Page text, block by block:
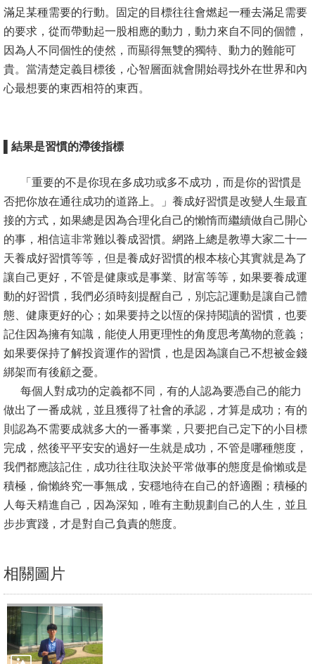
覽
English
心
輔
facebook
滿足某種需要的行動。固定的目標往往會燃起一種去滿足需要
的要求，從而帶動起一股相應的動力，動力來自不同的個體，
因為人不同個性的使然，而顯得無雙的獨特、動力的難能可
貴。當清楚定義目標後，心智層面就會開始尋找外在世界和內
心最想要的東西相符的東西。
▌結果是習慣的滯後指標
「重要的不是你現在多成功或多不成功，而是你的習慣是
否把你放在通往成功的道路上。」養成好習慣是改變人生最直
接的方式，如果總是因為合理化自己的懶惰而繼續做自己開心
的事，相信這非常難以養成習慣。網路上總是教導大家二十一
天養成好習慣等等，但是養成好習慣的根本核心其實就是為了
讓自己更好，不管是健康或是事業、財富等等，如果要養成運
動的好習慣，我們必須時刻提醒自己，別忘記運動是讓自己體
態、健康更好的心；如果要持之以恆的保持閱讀的習慣，也要
記住因為擁有知識，能使人用更理性的角度思考萬物的意義；
如果要保持了解投資運作的習慣，也是因為讓自己不想被金錢
綁架而有後顧之憂。
每個人對成功的定義都不同，有的人認為要憑自己的能力
做出了一番成就，並且獲得了社會的承認，才算是成功；有的
則認為不需要成就多大的一番事業，只要把自己定下的小目標
完成，然後平平安安的過好一生就是成功，不管是哪種態度，
我們都應該記住，成功往往取決於平常做事的態度是偷懶或是
積極，偷懶終究一事無成，安穩地待在自己的舒適圈；積極的
人每天精進自己，因為深知，唯有主動規劃自己的人生，並且
步步實踐，才是對自己負責的態度。
相關圖片